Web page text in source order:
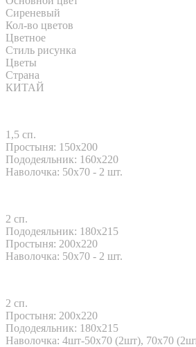
Сиреневый
Кол-во цветов
Цветное
Стиль рисунка
Цветы
Страна
КИТАЙ
1,5 сп.
Простыня: 150x200
Пододеяльник: 160x220
Наволочка: 50x70 - 2 шт.
2 сп.
Пододеяльник: 180x215
Простыня: 200x220
Наволочка: 50x70 - 2 шт.
2 сп.
Простыня: 200x220
Пододеяльник: 180x215
Наволочка: 4шт-50х70 (2шт), 70х70